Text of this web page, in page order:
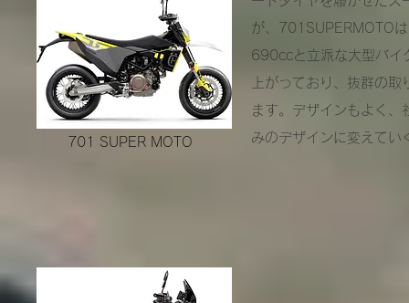
701 SUPER MOTO
が、701SUPERMOTO
690ccと立派な大型バイ
上がっており、抜群の
ます。 デザインもよく、
みのデザインに変えてい